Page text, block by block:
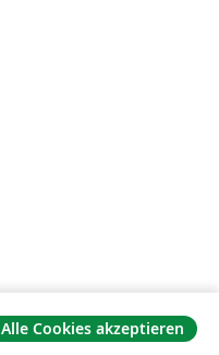
Alle Cookies akzeptieren